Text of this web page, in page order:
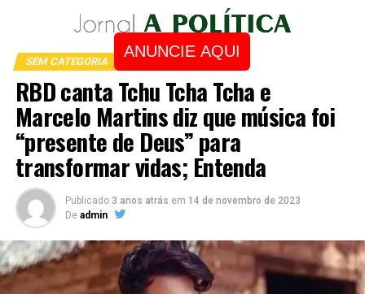
ANUNCIE AQUI
SEM CATEGORIA
RBD canta Tchu Tcha Tcha e
Marcelo Martins diz que música foi
“presente de Deus” para
transformar vidas; Entenda
Publicado 3 anos atrás em 14 de novembro de 2023
De admin